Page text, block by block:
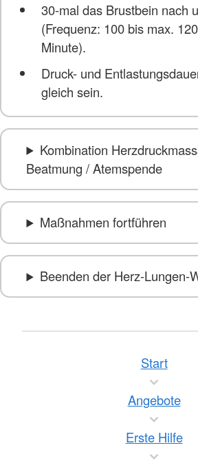
30-mal das Brustbein nach
(Frequenz: 100 bis max.
Minute).
Druck- und
gleich sein.
Kombination
Beatmung / Atemspende
Maßnahmen fortführen
Beenden der Herz-Lungen-
Start
Angebote
Erste Hilfe